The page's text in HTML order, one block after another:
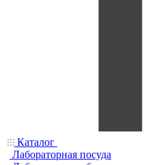
Каталог
Лабораторная посуда